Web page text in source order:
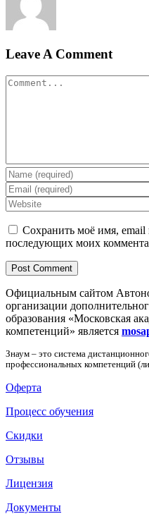
Leave A Comment
Comment
Сохранить моё имя, email
последующих моих
Официальным сайтом
организации
образования «Московская
компетенций» является
Знаум – это система
профессиональных компетенций
Оферта
Процесс обучения
Скидки
Отзывы
Лицензия
Документы